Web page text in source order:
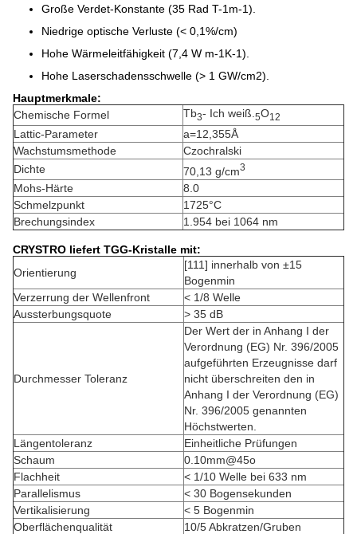
Große Verdet-Konstante (35 Rad T-1m-1).
Niedrige optische Verluste (< 0,1%/cm)
Hohe Wärmeleitfähigkeit (7,4 W m-1K-1).
Hohe Laserschadensschwelle (> 1 GW/cm2).
Hauptmerkmale:
Chemische Formel
Tb3- Ich weiß. 5O12
Lattic-Parameter
a=12,355Å
Wachstumsmethode
Czochralski
Dichte
70,13 g/cm3
Mohs-Härte
8.0
Schmelzpunkt
1725°C
Brechungsindex
1.954 bei 1064 nm
CRYSTRO liefert TGG-Kristalle mit:
Orientierung
[111] innerhalb von ±15
Bogenmin
Verzerrung der Wellenfront
< 1/8 Welle
Aussterbungsquote
> 35 dB
Durchmesser Toleranz
Der Wert der in Anhang I der
Verordnung (EG) Nr. 396/2005
aufgeführten Erzeugnisse darf
nicht überschreiten den in
Anhang I der Verordnung (EG)
Nr. 396/2005 genannten
Höchstwerten.
Längentoleranz
Einheitliche Prüfungen
Schaum
0.10mm@45o
Flachheit
< 1/10 Welle bei 633 nm
Parallelismus
< 30 Bogensekunden
Vertikalisierung
< 5 Bogenmin
Oberflächenqualität
10/5 Abkratzen/Gruben